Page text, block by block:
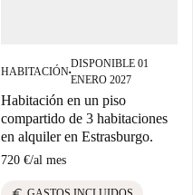
HABITACIÓN■
DISPONIBLE 01
ENERO 2027
Habitación en un piso
compartido de 3 habitaciones
en alquiler en Estrasburgo.
720 €/al mes